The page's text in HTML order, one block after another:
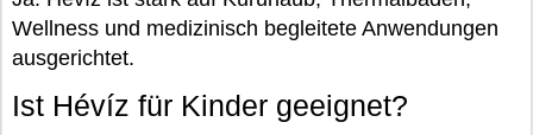
Wellness und medizinisch begleitete Anwendungen
ausgerichtet.
Ist Hévíz für Kinder geeignet?